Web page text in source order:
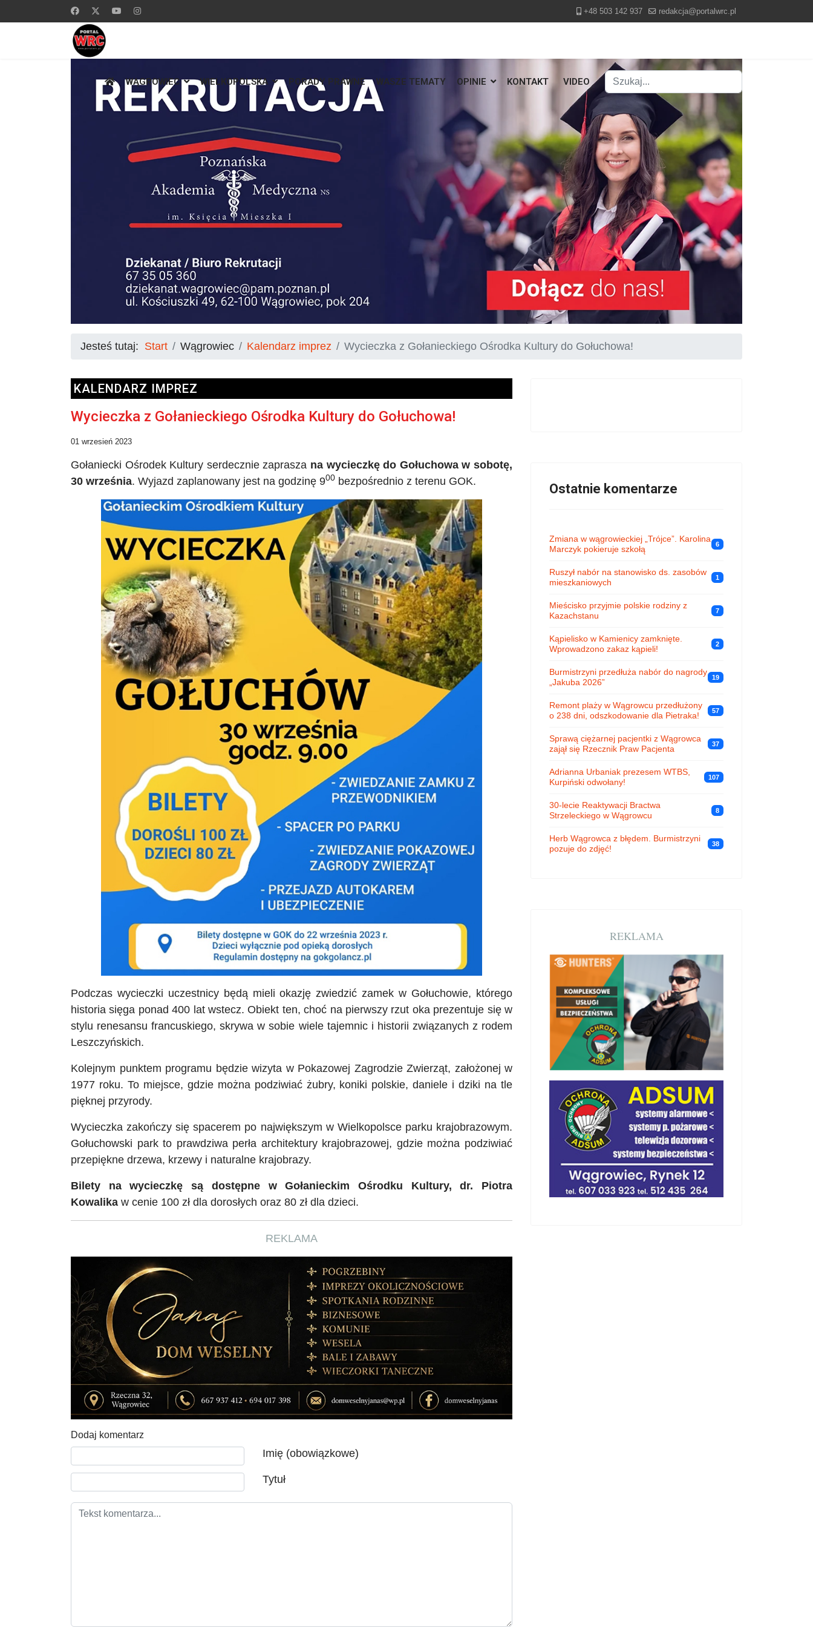
+48 503 142 937 redakcja@portalwrc.pl
WĄGROWIEC WIELKOPOLSKA PORADY PRAWNE WASZE TEMATY OPINIE KONTAKT VIDEO
Szukaj
Type 2 or more characters for results.
Jesteś tutaj: Start Wągrowiec Kalendarz imprez Wycieczka z Gołanieckiego Ośrodka Kultury do Gołuchowa!
KALENDARZ IMPREZ
Wycieczka z Gołanieckiego Ośrodka Kultury do Gołuchowa!
01 wrzesień 2023
Gołaniecki Ośrodek Kultury serdecznie zaprasza na wycieczkę do Gołuchowa w sobotę,
30 września. Wyjazd zaplanowany jest na godzinę 900 bezpośrednio z terenu GOK.
Podczas wycieczki uczestnicy będą mieli okazję zwiedzić zamek w Gołuchowie, którego
historia sięga ponad 400 lat wstecz. Obiekt ten, choć na pierwszy rzut oka prezentuje się w
stylu renesansu francuskiego, skrywa w sobie wiele tajemnic i historii związanych z rodem
Leszczyńskich.
Kolejnym punktem programu będzie wizyta w Pokazowej Zagrodzie Zwierząt, założonej w
1977 roku. To miejsce, gdzie można podziwiać żubry, koniki polskie, daniele i dziki na tle
pięknej przyrody.
Wycieczka zakończy się spacerem po największym w Wielkopolsce parku krajobrazowym.
Gołuchowski park to prawdziwa perła architektury krajobrazowej, gdzie można podziwiać
przepiękne drzewa, krzewy i naturalne krajobrazy.
Bilety na wycieczkę są dostępne w Gołanieckim Ośrodku Kultury, dr. Piotra
Kowalika w cenie 100 zł dla dorosłych oraz 80 zł dla dzieci.
REKLAMA
Dodaj komentarz
Imię (obowiązkowe)
Tytuł
Ostatnie komentarze
Zmiana w wągrowieckiej „Trójce”. Karolina
Marczyk pokieruje szkołą
6
Ruszył nabór na stanowisko ds. zasobów
mieszkaniowych
1
Mieścisko przyjmie polskie rodziny z
Kazachstanu
7
Kąpielisko w Kamienicy zamknięte.
Wprowadzono zakaz kąpieli!
2
Burmistrzyni przedłuża nabór do nagrody
„Jakuba 2026”
19
Remont plaży w Wągrowcu przedłużony
o 238 dni, odszkodowanie dla Pietraka!
57
Sprawą ciężarnej pacjentki z Wągrowca
zajął się Rzecznik Praw Pacjenta
37
Adrianna Urbaniak prezesem WTBS,
Kurpiński odwołany!
107
30-lecie Reaktywacji Bractwa
Strzeleckiego w Wągrowcu
8
Herb Wągrowca z błędem. Burmistrzyni
pozuje do zdjęć!
38
REKLAMA